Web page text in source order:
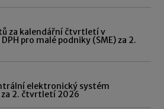
za kalendářní čtvrtletí v
pro malé podniky (SME) za 2.
elektronický systém
2. čtvrtletí 2026